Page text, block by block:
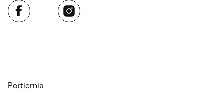
Facebook Instagram
Portiernia